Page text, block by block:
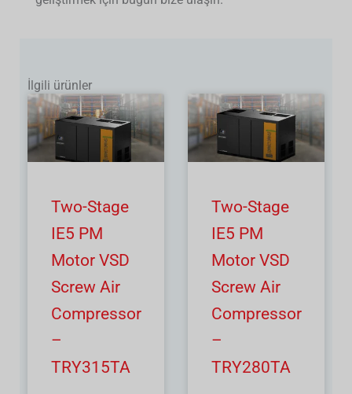
İlgili ürünler
Two-Stage
IE5 PM
Motor VSD
Screw Air
Compressor
–
TRY315TA
Two-Stage
IE5 PM
Motor VSD
Screw Air
Compressor
–
TRY280TA